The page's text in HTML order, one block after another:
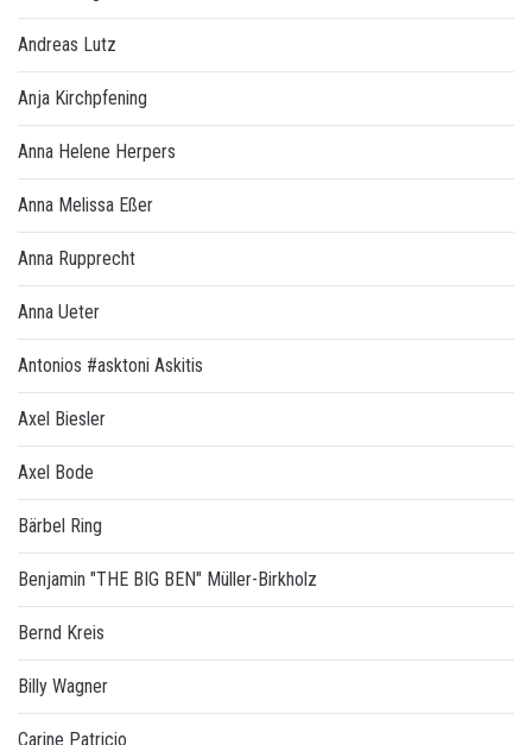
Andreas Lutz
Anja Kirchpfening
Anna Helene Herpers
Anna Melissa Eßer
Anna Rupprecht
Anna Ueter
Antonios #asktoni Askitis
Axel Biesler
Axel Bode
Bärbel Ring
Benjamin "THE BIG BEN" Müller-Birkholz
Bernd Kreis
Billy Wagner
Carine Patricio